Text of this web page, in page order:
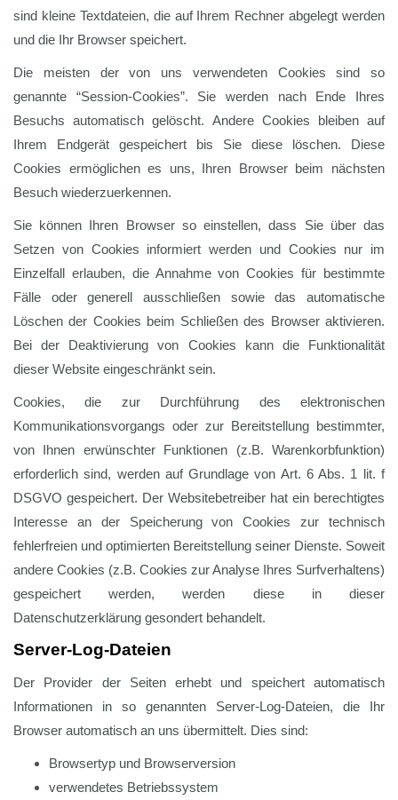
sind kleine Textdateien, die auf Ihrem Rechner abgelegt werden
und die Ihr Browser speichert.
Die meisten der von uns verwendeten Cookies sind so
genannte “Session-Cookies”. Sie werden nach Ende Ihres
Besuchs automatisch gelöscht. Andere Cookies bleiben auf
Ihrem Endgerät gespeichert bis Sie diese löschen. Diese
Cookies ermöglichen es uns, Ihren Browser beim nächsten
Besuch wiederzuerkennen.
Sie können Ihren Browser so einstellen, dass Sie über das
Setzen von Cookies informiert werden und Cookies nur im
Einzelfall erlauben, die Annahme von Cookies für bestimmte
Fälle oder generell ausschließen sowie das automatische
Löschen der Cookies beim Schließen des Browser aktivieren.
Bei der Deaktivierung von Cookies kann die Funktionalität
dieser Website eingeschränkt sein.
Cookies, die zur Durchführung des elektronischen
Kommunikationsvorgangs oder zur Bereitstellung bestimmter,
von Ihnen erwünschter Funktionen (z.B. Warenkorbfunktion)
erforderlich sind, werden auf Grundlage von Art. 6 Abs. 1 lit. f
DSGVO gespeichert. Der Websitebetreiber hat ein berechtigtes
Interesse an der Speicherung von Cookies zur technisch
fehlerfreien und optimierten Bereitstellung seiner Dienste. Soweit
andere Cookies (z.B. Cookies zur Analyse Ihres Surfverhaltens)
gespeichert werden, werden diese in dieser
Datenschutzerklärung gesondert behandelt.
Server-Log-Dateien
Der Provider der Seiten erhebt und speichert automatisch
Informationen in so genannten Server-Log-Dateien, die Ihr
Browser automatisch an uns übermittelt. Dies sind:
Browsertyp und Browserversion
verwendetes Betriebssystem